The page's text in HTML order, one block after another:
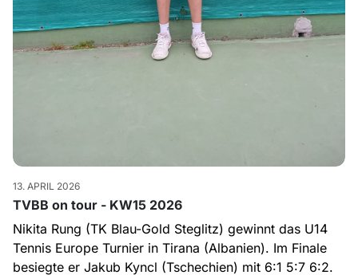
13. APRIL 2026
TVBB on tour - KW15 2026
Nikita Rung (TK Blau-Gold Steglitz) gewinnt das U14
Tennis Europe Turnier in Tirana (Albanien). Im Finale
besiegte er Jakub Kyncl (Tschechien) mit 6:1 5:7 6:2.